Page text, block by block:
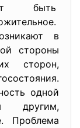
быть
в
стороны
сторон,
одной
другим,
Проблема